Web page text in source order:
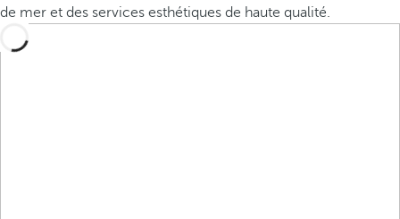
de mer et des services esthétiques de haute qualité.